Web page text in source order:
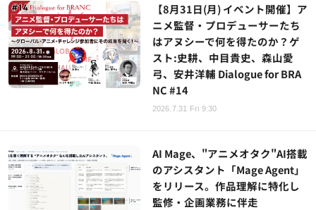
【8月31日(月) イベント開催】ア
ニメ監督・プロデューサーたち
はアヌシーで何を得たのか？ゲ
スト:史耕、中目貴史、森山愛
弓、安井洋輔 Dialogue for BRA
NC #14
2026.7.31 Fri 9:30
AI Mage、"アニメオタク"AI搭載
のアシスタント「Mage Agent」
をリリース。作品理解に特化し
監修・企画業務に伴走